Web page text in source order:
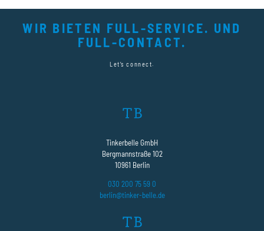
WIR BIETEN FULL-SERVICE. UND
FULL-CONTACT.
Let’s connect.
Tinkerbelle GmbH
Bergmannstraße 102
10961 Berlin
030 200 75 59 0
berlin@tinker-belle.de